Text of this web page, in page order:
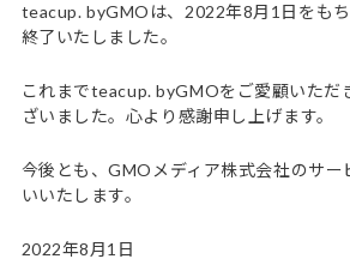
teacup. byGMOは、2022年8月1日をも
終了いたしました。
これまでteacup. byGMOをご愛顧いただ
ざいました。心より感謝申し上げます。
今後とも、GMOメディア株式会社のサー
いいたします。
2022年8月1日